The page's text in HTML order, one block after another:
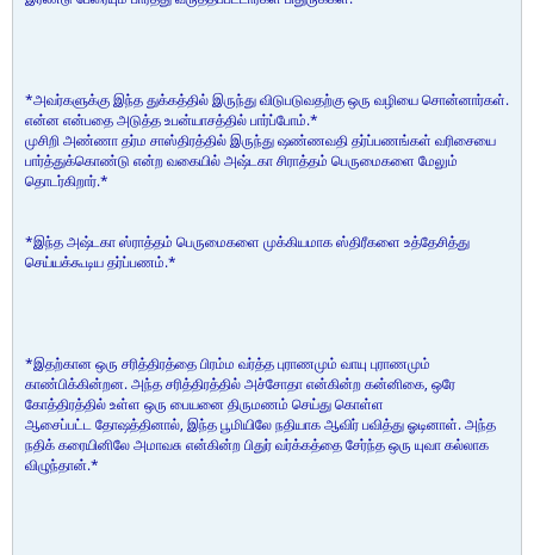
*அவர்களுக்கு இந்த துக்கத்தில் இருந்து விடுபடுவதற்கு ஒரு வழியை சொன்னார்கள்.
என்ன என்பதை அடுத்த உபன்யாசத்தில் பார்ப்போம்.*
முசிறி அண்ணா தர்ம சாஸ்திரத்தில் இருந்து ஷண்ணவதி தர்ப்பணங்கள் வரிசையை
பார்த்துக்கொண்டு என்ற வகையில் அஷ்டகா சிராத்தம் பெருமைகளை மேலும்
தொடர்கிறார்.*
*இந்த அஷ்டகா ஸ்ராத்தம் பெருமைகளை முக்கியமாக ஸ்திரீகளை உத்தேசித்து
செய்யக்கூடிய தர்ப்பணம்.*
*இதற்கான ஒரு சரித்திரத்தை பிரம்ம வர்த்த புராணமும் வாயு புராணமும்
காண்பிக்கின்றன. அந்த சரித்திரத்தில் அச்சோதா என்கின்ற கன்னிகை, ஒரே
கோத்திரத்தில் உள்ள ஒரு பையனை திருமணம் செய்து கொள்ள
ஆசைப்பட்ட தோஷத்தினால், இந்த பூமியிலே நதியாக ஆவிர் பவித்து ஓடினாள். அந்த
நதிக் கரையினிலே அமாவசு என்கின்ற பிதுர் வர்க்கத்தை சேர்ந்த ஒரு யுவா கல்லாக
விழுந்தான்.*